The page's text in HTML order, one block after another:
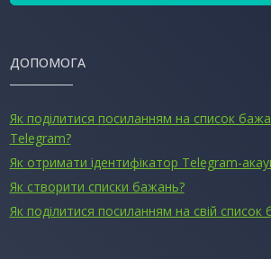
ДОПОМОГА
Як поділитися посиланням на список
Telegram?
Як отримати ідентифікатор Telegram-
Як створити списки бажань?
Як поділитися посиланням на свій список